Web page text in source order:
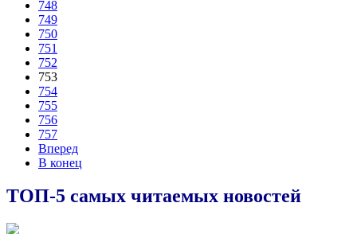
748
749
750
751
752
753
754
755
756
757
Вперед
В конец
ТОП-5 самых читаемых новостей